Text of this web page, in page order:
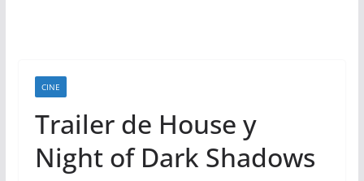
CINE
Trailer de House y
Night of Dark Shadows